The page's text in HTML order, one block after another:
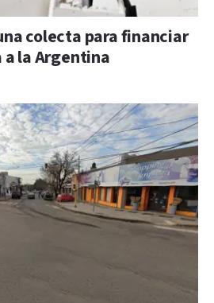
colecta para financiar
a la Argentina